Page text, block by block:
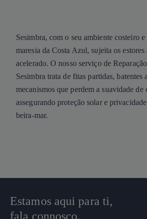
Sesimbra, com o seu ambiente costeiro
maresia da Costa Azul, sujeita os estores
acelerado. O nosso serviço de
Sesimbra trata de fitas partidas, batentes
mecanismos que perdem a suavidade de
assegurando proteção solar e
beira-mar.
Estamos aqui para ti,
fala connosco.